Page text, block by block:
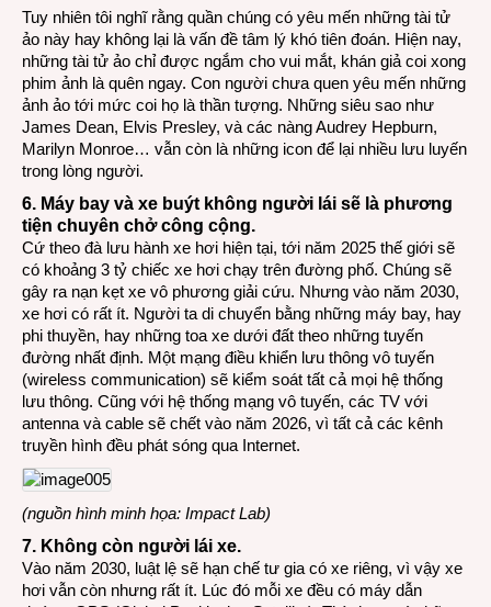
Tuy nhiên tôi nghĩ rằng quần chúng có yêu mến những tài tử
ảo này hay không lại là vấn đề tâm lý khó tiên đoán. Hiện nay,
những tài tử ảo chỉ được ngắm cho vui mắt, khán giả coi xong
phim ảnh là quên ngay. Con người chưa quen yêu mến những
ảnh ảo tới mức coi họ là thần tượng. Những siêu sao như
James Dean, Elvis Presley, và các nàng Audrey Hepburn,
Marilyn Monroe… vẫn còn là những icon để lại nhiều lưu luyến
trong lòng người.
6. Máy bay và xe buýt không người lái sẽ là phương
tiện chuyên chở công cộng.
Cứ theo đà lưu hành xe hơi hiện tại, tới năm 2025 thế giới sẽ
có khoảng 3 tỷ chiếc xe hơi chạy trên đường phố. Chúng sẽ
gây ra nạn kẹt xe vô phương giải cứu. Nhưng vào năm 2030,
xe hơi có rất ít. Người ta di chuyển bằng những máy bay, hay
phi thuyền, hay những toa xe dưới đất theo những tuyến
đường nhất định. Một mạng điều khiển lưu thông vô tuyến
(wireless communication) sẽ kiểm soát tất cả mọi hệ thống
lưu thông. Cũng với hệ thống mạng vô tuyến, các TV với
antenna và cable sẽ chết vào năm 2026, vì tất cả các kênh
truyền hình đều phát sóng qua Internet.
(nguồn hình minh họa: Impact Lab)
7. Không còn người lái xe.
Vào năm 2030, luật lệ sẽ hạn chế tư gia có xe riêng, vì vậy xe
hơi vẫn còn nhưng rất ít. Lúc đó mỗi xe đều có máy dẫn